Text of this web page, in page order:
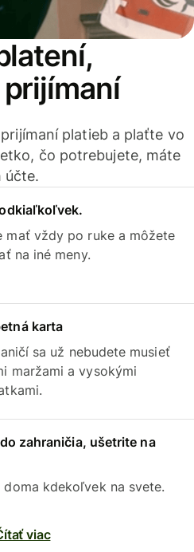
platieb a plaťte vo
čo potrebujete, máte
účte.
mať vždy po ruke a môžete
na iné meny.
karta
sa už nebudete musieť
maržami a vysokými
zahraničia, ušetrite na
doma kdekoľvek na svete.
viac